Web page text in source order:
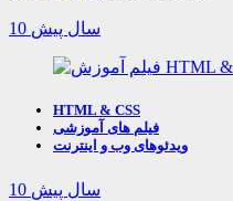
10 سال پیش
HTML & CSS
فیلم های آموزشی
ویدئوهای وب و اینترنت
10 سال پیش